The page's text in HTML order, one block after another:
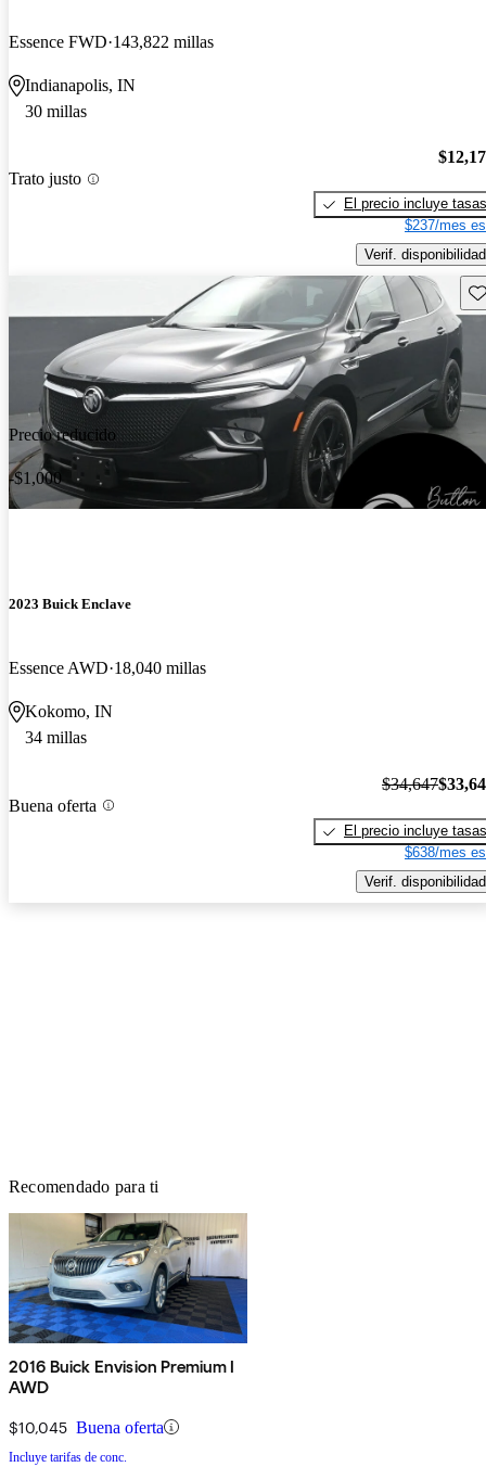
Essence FWD 143,822 millas
Indianapolis, IN
30 millas
Trato justo
El precio incluye tasas
$237/mes
Verif. disponibilidad
Precio reducido
-$1,000
2023 Buick Enclave
Essence AWD 18,040 millas
Kokomo, IN
34 millas
Buena oferta
$34,647
El precio incluye tasas
$638/mes
Verif. disponibilidad
Recomendado para ti
2016 Buick Envision Premium I
AWD
$10,045 Buena oferta
Incluye tarifas de conc.